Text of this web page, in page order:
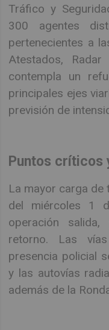
Tráfico y
300 agentes
pertenecientes a
Atestados,
contempla un
principales ejes
previsión de
Puntos críticos
La mayor carga
del miércoles 1
operación
retorno. Las
presencia policial
y las autovías
además de la